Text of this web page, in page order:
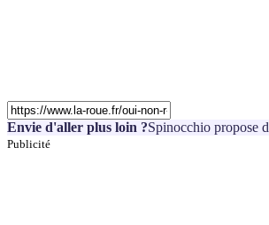
Envie d'aller plus loin ?Spinocchio propose
Publicité